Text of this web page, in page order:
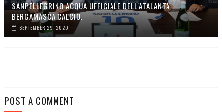
SANPELLEGRINO ACQUA UFFICIALE DELL'ATALANTA
BERGAMASCA CALCIO.
SEPTEMBER 29, 2020
POST A COMMENT